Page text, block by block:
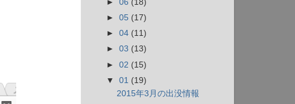
►06 (18)
►05 (17)
►04 (11)
►03 (13)
►02 (15)
▼01 (19)
2015年3月の出没情報